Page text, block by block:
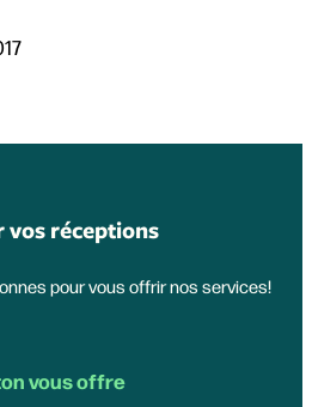
réceptions
pour vous offrir nos services!
vous offre